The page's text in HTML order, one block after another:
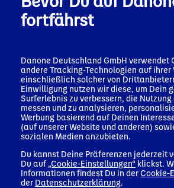
Danone
Nutricia
Irland
Danone
Nutricia
fortfährst
Danone Deutschland GmbH verwendet
andere Tracking-Technologien auf ihrer
einschließlich solcher von
Einwilligung nutzen wir diese, um Dein
Surferlebnis zu verbessern, die Nutzung
messen und zu analysieren,
Werbung basierend auf Deinen
(auf unserer Website und anderen)
sozialen Medien anzubieten.
Du kannst Deine Präferenzen jederzeit
Du auf „Cookie-Einstellungen“ klickst.
Informationen findest Du in derCookie-
der Datenschutzerklärung